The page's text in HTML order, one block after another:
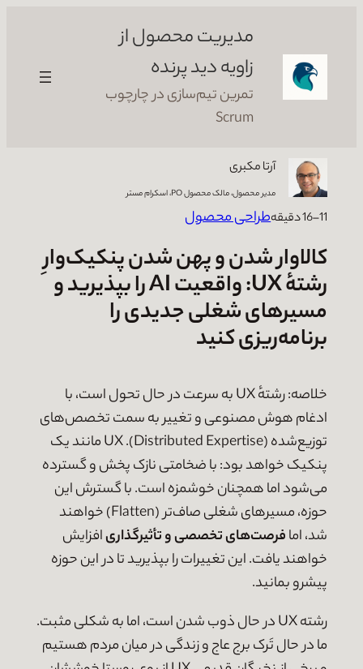
مدیریت محصول از
زاویه دید پرنده
تمرین تیم‌سازی در چارچوب
Scrum
آرتا مکبری
مدیر محصول، مالک محصول PO، اسکرام مستر
11–16 دقیقه طراحی محصول
کالاوار شدن و پهن شدن پنکیک‌وارِ
رشتهٔ UX: واقعیت AI را بپذیرید و
مسیرهای شغلی جدیدی را
برنامه‌ریزی کنید
خلاصه: رشتهٔ UX به سرعت در حال تحول است، با
ادغام هوش مصنوعی و تغییر به سمت تخصص‌های
توزیع‌شده (Distributed Expertise). UX مانند یک
پنکیک خواهد بود: با ضخامتی نازک پخش و گسترده
می‌شود اما همچنان خوشمزه است. با گسترش این
حوزه، مسیرهای شغلی صاف‌تر (Flatten) خواهند
شد، امافرصت‌های تخصصی و تأثیرگذاریافزایش
خواهند یافت. این تغییرات را بپذیرید تا در این حوزه
پیشرو بمانید.
رشته UX در حال ذوب شدن است، اما به شکلی مثبت.
ما در حال تَرک برج عاج و زندگی در میان مردم هستیم